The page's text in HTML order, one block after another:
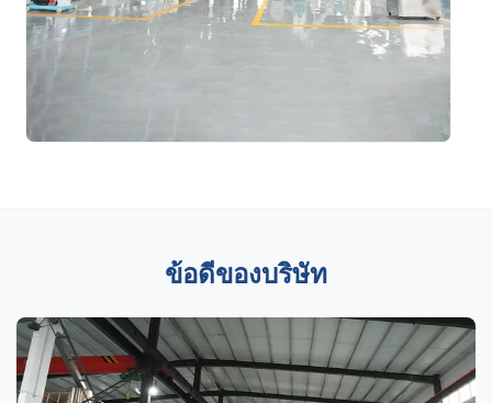
ข้อดีของบริษัท